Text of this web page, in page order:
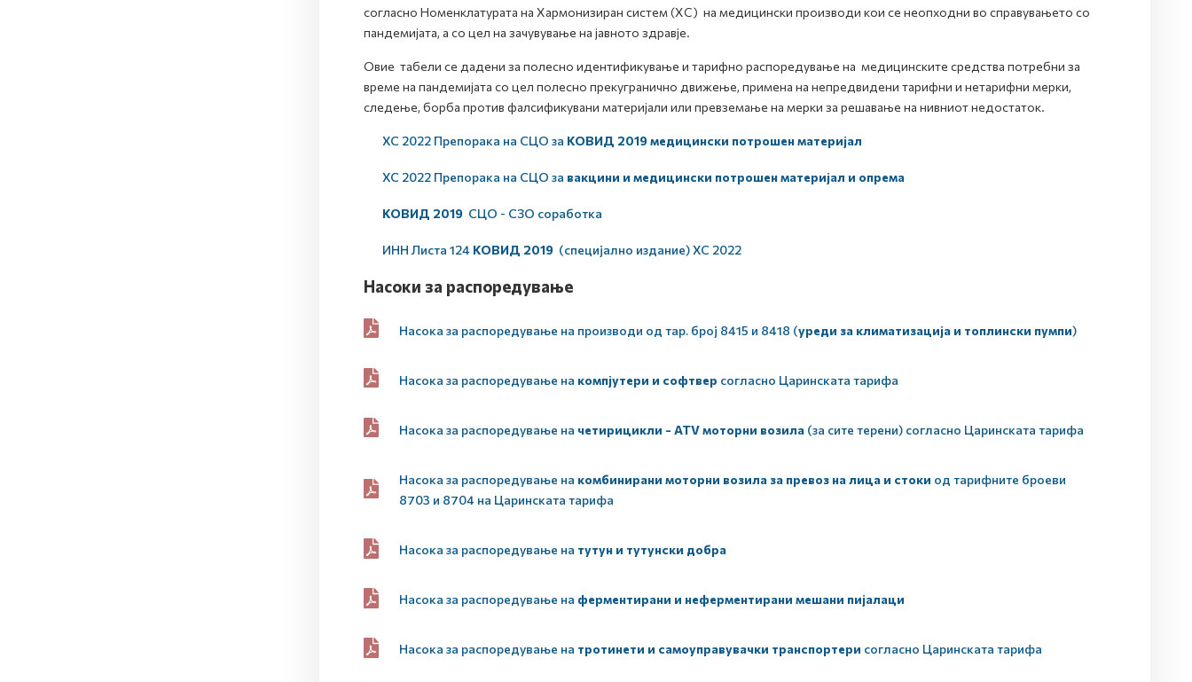
согласно Номенклатурата на Хармонизиран систем (ХС) на медицински производи кои се неопходни во справувањето со
пандемијата, а со цел на зачувување на јавното здравје.
Овие табели се дадени за полесно идентификување и тарифно распоредување на медицинските средства потребни за
време на пандемијата со цел полесно прекугранично движење, примена на непредвидени тарифни и нетарифни мерки,
следење, борба против фалсификувани материјали или превземање на мерки за решавање на нивниот недостаток.
ХС 2022 Препорака на СЦО за КОВИД 2019 медицински потрошен материјал
ХС 2022 Препорака на СЦО за вакцини и медицински потрошен материјал и опрема
КОВИД 2019 СЦО - СЗО соработка
ИНН Листа 124 КОВИД 2019 (специјално издание) ХС 2022
Нaсоки за распоредување
Насока за распоредување на производи од тар. број 8415 и 8418 (уреди за климатизација и топлински пумпи)
Насока за распоредување на компјутери и софтвер согласно Царинската тарифа
Насока за распоредување на четирицикли - ATV моторни возила(за сите терени) согласно Царинската тарифа
Насока за распоредување на комбинирани моторни возила за превоз на лица и стоки од тарифните броеви
8703 и 8704 на Царинската тарифа
Насока за распоредување на тутун и тутунски добра
Насока за распоредување на ферментирани и неферментирани мешани пијалаци
Насока за распоредување на тротинети и самоуправувачки транспортери согласно Царинската тарифа